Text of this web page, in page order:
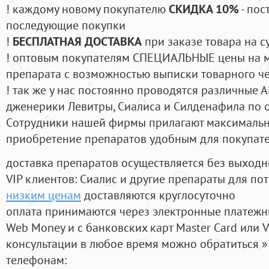
! каждому новому покупателюСКИДКА 10%-
последующие покупки
! БЕСПЛАТНАЯ ДОСТАВКА при заказе товара на
! оптовым покупателям СПЕЦИАЛЬНЫЕ цены на
препарата с возможностью выписки товарного
! так же у нас постоянно проводятся
дженерики Левитры, Сиалиса и Силденафила по
Cотрудники нашей фирмы прилагают
приобретение препаратов удобным для
доставка препаратов осуществляется без
VIP клиентов: Сиалис и другие препараты для
низким ценам доставляются круглосуточно
оплата принимаются через электронные
Web Money и с банковских карт Master Card или
консультации в любое время можно обратиться
телефонам: